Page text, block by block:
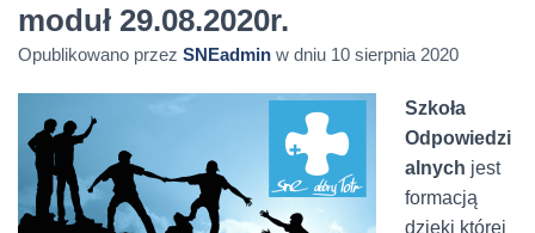
moduł 29.08.2020r.
Opublikowano przez SNEadmin w dniu 10 sierpnia 2020
Szkoła
Odpowiedzi
alnych jest
formacją
dzięki której